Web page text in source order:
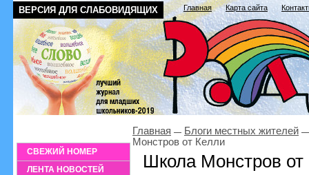
ВЕРСИЯ ДЛЯ СЛАБОВИДЯЩИХ Главная Карта сайта
СВЕЖИЙ НОМЕР
ЛЕНТА НОВОСТЕЙ
Главная
Блоги местных жителей
Монстров от Келли
Школа Монстров от